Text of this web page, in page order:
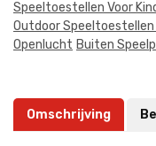
Speeltoestellen Voor
Outdoor Speeltoestellen
Openlucht Buiten
Omschrijving